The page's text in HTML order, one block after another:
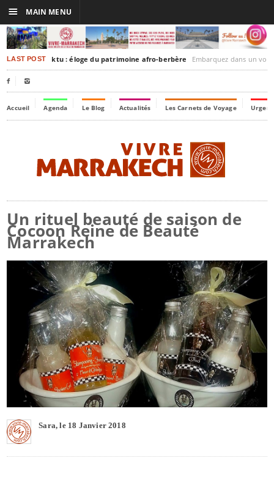
LAST POSTTimbuktu : éloge du patrimoine afro-berbère Embarquez dans un voyage culturel dans le
 
Accueil Agenda Le Blog Actualités Les Carnets de Voyage
Un rituel beauté de saison de
Cocoon Reine de Beauté
Marrakech
Sara, le 18 Janvier 2018
☰ MAIN MENU